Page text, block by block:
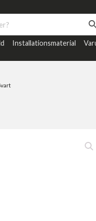
Installationsmaterial